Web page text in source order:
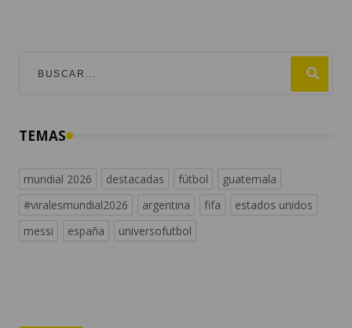
TEMAS
mundial 2026 destacadas fútbol
guatemala
#viralesmundial2026
argentina fifa
estados unidos
messi
españa universofutbol